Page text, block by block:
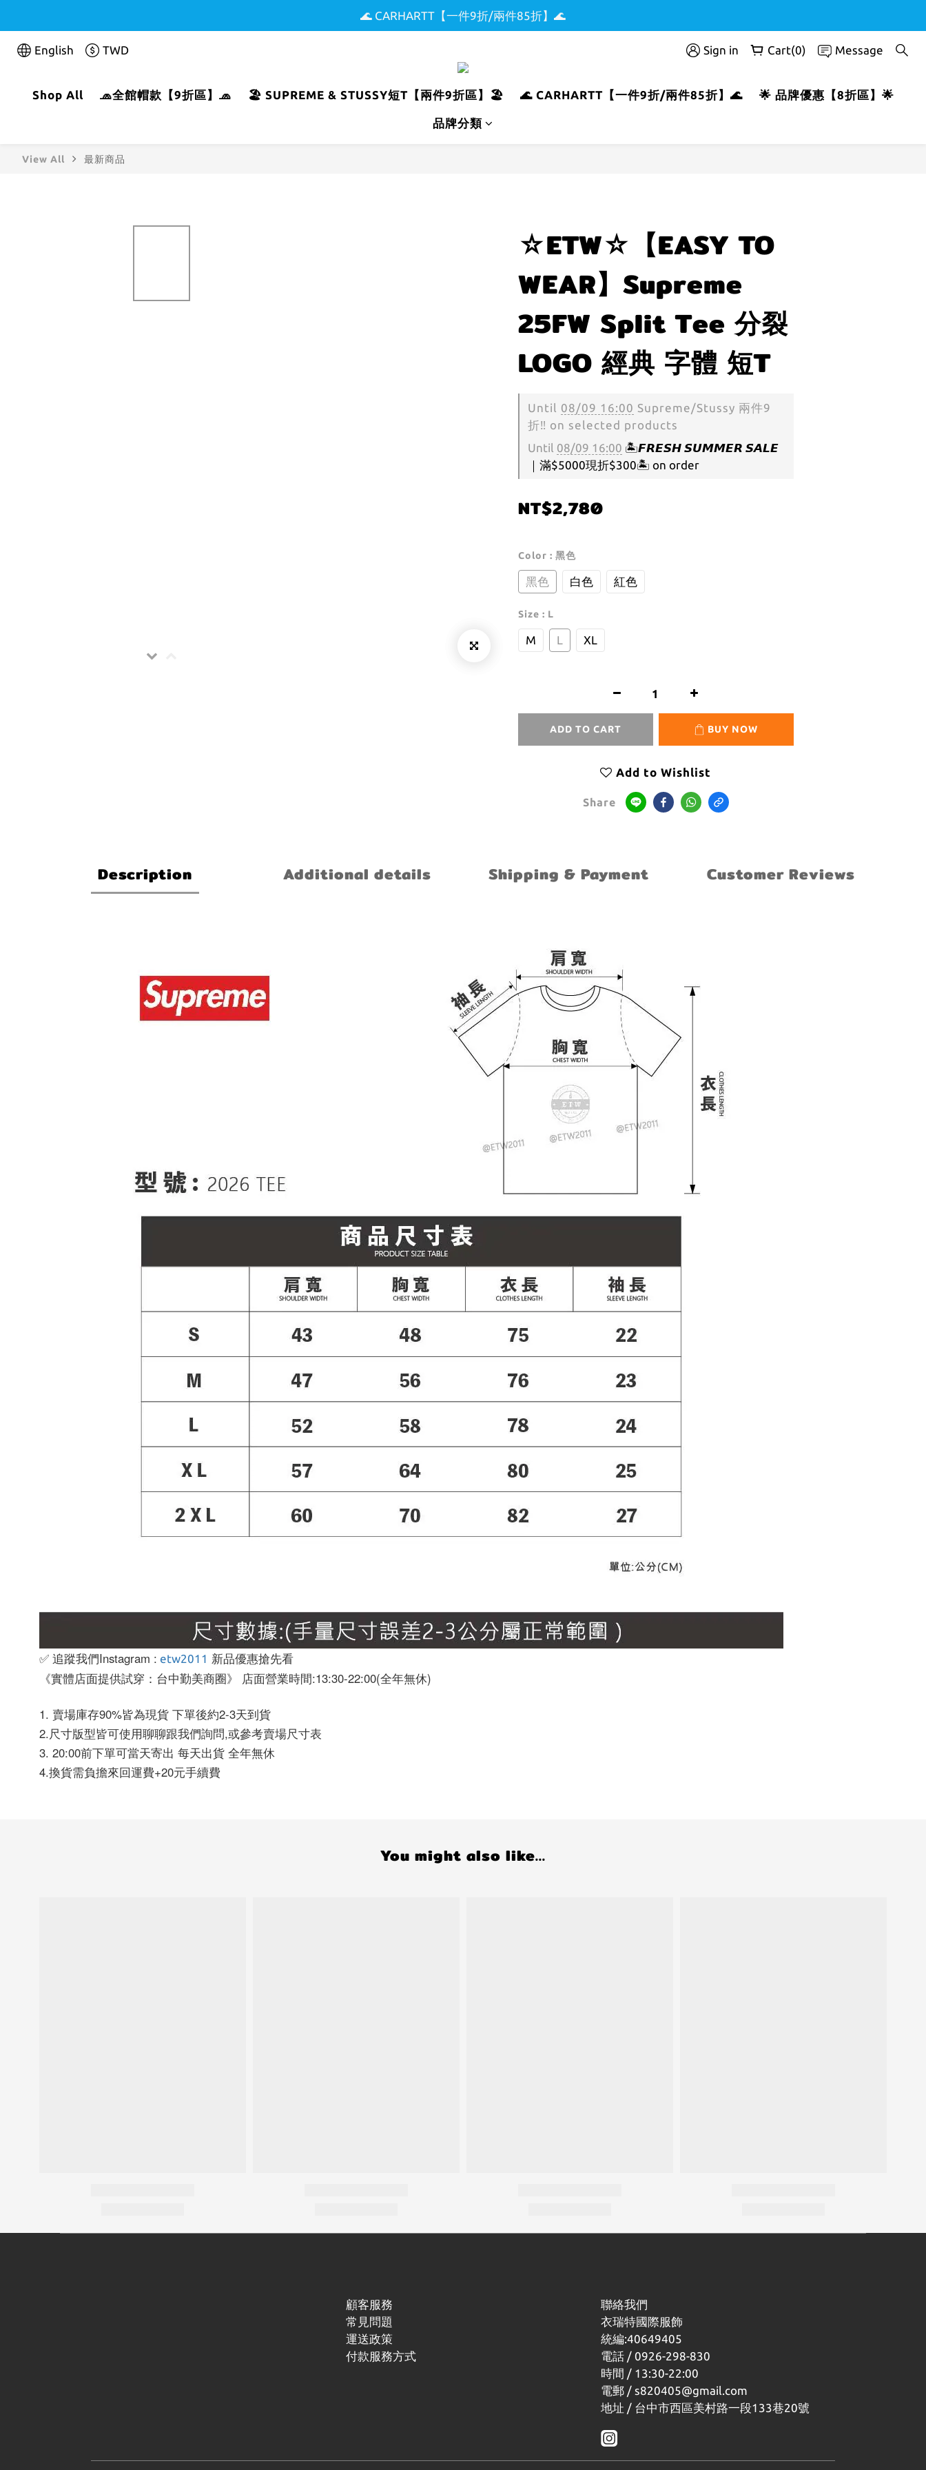
🌟 全館滿$5000現折$300 🌟
🌊 CARHARTT【一件9折/兩件85折】🌊
🌟 全館滿$5000現折$300 🌟
English TWD Sign in Cart(0) Message
Shop All 🧢全館帽款【9折區】🧢 🏖️ SUPREME & STUSSY短T【兩件9折區】🏖️ 🌊 CARHARTT【一件9折/兩件85折】🌊 🌟 品牌優惠【8折區】🌟
品牌分類
View All 最新商品
☆ETW☆【EASY TO
WEAR】Supreme
25FW Split Tee 分裂
LOGO 經典 字體 短T
Until 08/09 16:00 Supreme/Stussy 兩件9
折‼️ on selected products
Until 08/09 16:00 🏝️𝙁𝙍𝙀𝙎𝙃 𝙎𝙐𝙈𝙈𝙀𝙍 𝙎𝘼𝙇𝙀
｜滿$5000現折$300🏝️ on order
NT$2,780
Color : 黑色
黑色 白色 紅色
Size : L
M L XL
ADD TO CART BUY NOW
Add to Wishlist
Share
Description Additional details Shipping & Payment Customer Reviews
✅ 追蹤我們Instagram : etw2011 新品優惠搶先看
《實體店面提供試穿：台中勤美商圈》 店面營業時間:13:30-22:00(全年無休)
1. 賣場庫存90%皆為現貨 下單後約2-3天到貨
2.尺寸版型皆可使用聊聊跟我們詢問,或參考賣場尺寸表
3. 20:00前下單可當天寄出 每天出貨 全年無休
4.換貨需負擔來回運費+20元手續費
You might also like...
顧客服務
常見問題
運送政策
付款服務方式
聯絡我們
衣瑞特國際服飾
統編:40649405
電話 / 0926-298-830
時間 / 13:30-22:00
電郵 / s820405@gmail.com
地址 / 台中市西區美村路一段133巷20號